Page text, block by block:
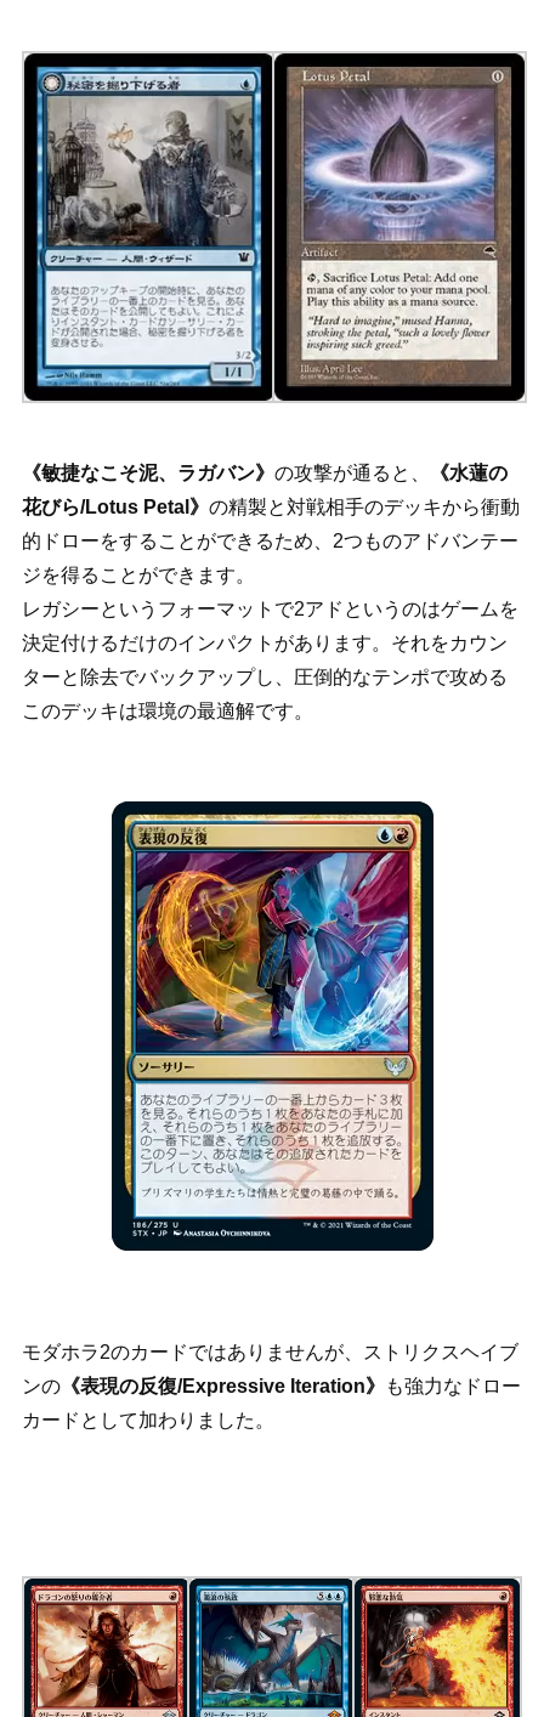
《敏捷なこそ泥、ラガバン》 の攻撃が通ると、
《水蓮の
花びら/Lotus Petal》 の精製と対戦相手のデッキから衝動
的ドローをすることができるため、2つものアドバンテー
ジを得ることができます。
レガシーというフォーマットで2アドというのはゲームを
決定付けるだけのインパクトがあります。それをカウン
ターと除去でバックアップし、圧倒的なテンポで攻める
このデッキは環境の最適解です。
モダホラ2のカードではありませんが、ストリクスヘイブ
ンの《表現の反復/Expressive Iteration》
も強力なドロー
カードとして加わりました。